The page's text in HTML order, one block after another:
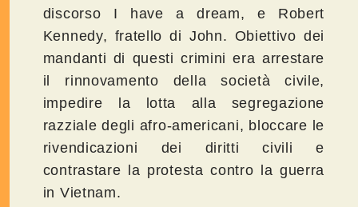
discorso I have a dream, e Robert
Kennedy, fratello di John. Obiettivo dei
mandanti di questi crimini era arrestare
il rinnovamento della società civile,
impedire la lotta alla segregazione
razziale degli afro-americani, bloccare le
rivendicazioni dei diritti civili e
contrastare la protesta contro la guerra
in Vietnam.